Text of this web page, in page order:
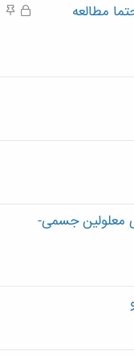
ق
م
مطالعه
معلولین جسمی-